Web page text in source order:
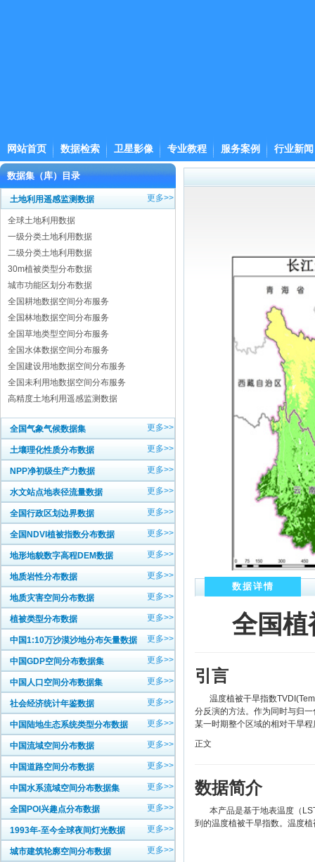
网站首页 数据检索 卫星影像 专业教程 服务案例 行业新闻
数据集（库）目录
土地利用遥感监测数据 更多>>
全球土地利用数据
一级分类土地利用数据
二级分类土地利用数据
30m植被类型分布数据
城市功能区划分布数据
全国耕地数据空间分布服务
全国林地数据空间分布服务
全国草地类型空间分布服务
全国水体数据空间分布服务
全国建设用地数据空间分布服务
全国未利用地数据空间分布服务
高精度土地利用遥感监测数据
全国气象气候数据集 更多>>
土壤理化性质分布数据 更多>>
NPP净初级生产力数据 更多>>
水文站点地表径流量数据 更多>>
全国行政区划边界数据 更多>>
全国NDVI植被指数分布数据 更多>>
地形地貌数字高程DEM数据 更多>>
地质岩性分布数据 更多>>
地质灾害空间分布数据 更多>>
植被类型分布数据 更多>>
中国1:10万沙漠沙地分布矢量数据 更多>>
中国GDP空间分布数据集 更多>>
中国人口空间分布数据集 更多>>
社会经济统计年鉴数据 更多>>
中国陆地生态系统类型分布数据 更多>>
中国流域空间分布数据 更多>>
中国道路空间分布数据 更多>>
中国水系流域空间分布数据集 更多>>
全国POI兴趣点分布数据 更多>>
1993年-至今全球夜间灯光数据 更多>>
城市建筑轮廓空间分布数据 更多>>
数据详情
全国植
引言
温度植被干旱指数
分反演的方法。作为同时与归
某一时期整个区域的相对干旱
正文
数据简介
本产品是基于地表温度（LST
到的温度植被干旱指数。温度